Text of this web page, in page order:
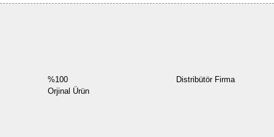
%100
Orjinal Ürün
Distribütör Firma